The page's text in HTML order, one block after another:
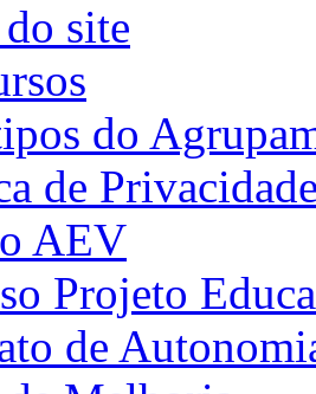
site
do
de
AEV
Projeto
de